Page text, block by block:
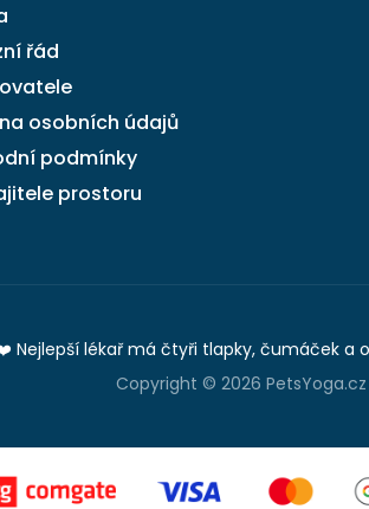
řád
osobních údajů
podmínky
prostoru
Nejlepší lékař má čtyři tlapky, čumáček a
Copyright © 2026 PetsYoga.cz